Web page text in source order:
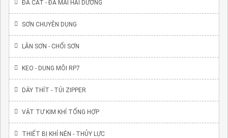
ĐÁ CẮT - ĐÁ MÀI HẢI DƯƠNG
SƠN CHUYÊN DỤNG
LĂN SƠN - CHỔI SƠN
KEO - DUNG MÔI RP7
DÂY THÍT - TÚI ZIPPER
VẬT TƯ KIM KHÍ TỔNG HỢP
THIẾT BỊ KHÍ NÉN - THỦY LỰC